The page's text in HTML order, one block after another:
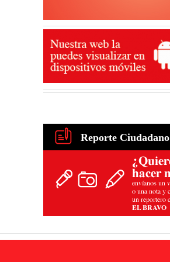
Reporte Ciudadano